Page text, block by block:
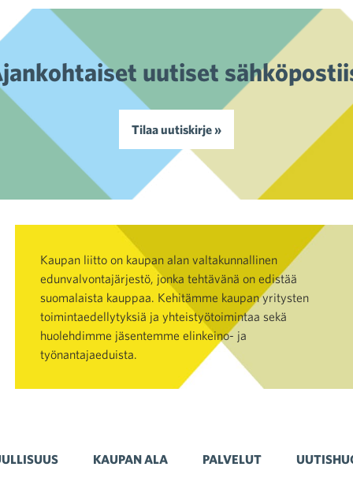
uutiset
Tilaa uutiskirje »
Kaupan liitto on kaupan alan valtakunnallinen
edunvalvontajärjestö, jonka tehtävänä on edistää
suomalaista kauppaa. Kehitämme kaupan yritysten
toimintaedellytyksiä ja yhteistyötoimintaa sekä
huolehdimme jäsentemme elinkeino- ja
työnantajaeduista.
KAUPAN ALA PALVELUT